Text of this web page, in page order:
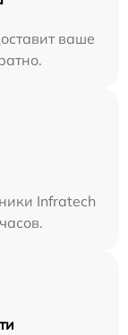
ваше
Infratech